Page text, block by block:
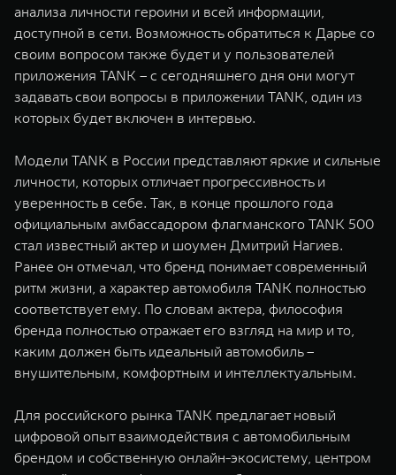
анализа личности героини и всей информации,
доступной в сети. Возможность обратиться к Дарье со
своим вопросом также будет и у пользователей
приложения TANK – с сегодняшнего дня они могут
задавать свои вопросы в приложении TANK, один из
которых будет включен в интервью.
Модели TANK в России представляют яркие и сильные
личности, которых отличает прогрессивность и
уверенность в себе. Так, в конце прошлого года
официальным амбассадором флагманского TANK 500
стал известный актер и шоумен Дмитрий Нагиев.
Ранее он отмечал, что бренд понимает современный
ритм жизни, а характер автомобиля TANK полностью
соответствует ему. По словам актера, философия
бренда полностью отражает его взгляд на мир и то,
каким должен быть идеальный автомобиль –
внушительным, комфортным и интеллектуальным.
Для российского рынка TANK предлагает новый
цифровой опыт взаимодействия с автомобильным
брендом и собственную онлайн-экосистему, центром